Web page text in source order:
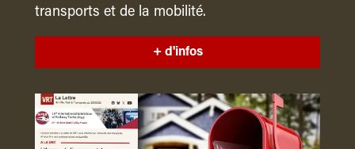
transports et de la mobilité.
+ d'infos